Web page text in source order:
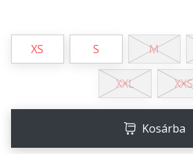
3 perces olvasási idő
a
XS S M
XXL XXS
Kosárba